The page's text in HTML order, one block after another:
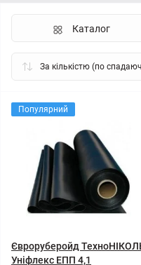
Каталог
Популярний
Євроруберойд
Уніфлекс ЕПП 4,1